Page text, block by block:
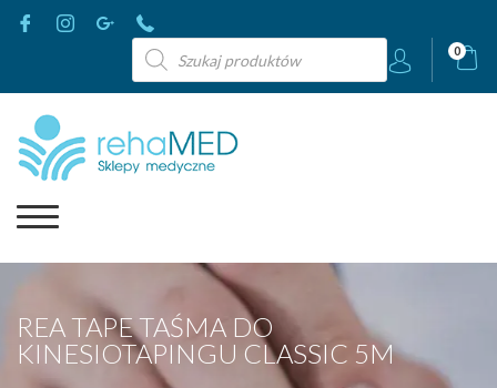
Wyszukiwarka
produktów
0
REA TAPE TAŚMA DO
KINESIOTAPINGU CLASSIC 5M